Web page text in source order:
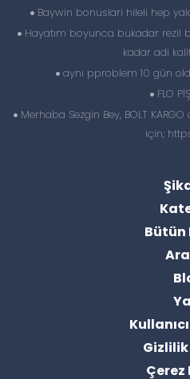
Baywin bonuslari hileli hep
Hayatım boyunca bukadar rezil
kadar adi
aynı pproblem 10 gün
FLO
Merhaba Sezgin Bey, BOLT
için;
Çerez